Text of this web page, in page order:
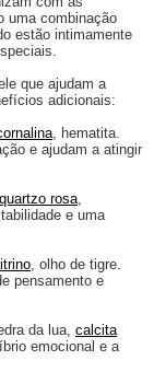
uma combinação
estão intimamente
que ajudam a
adicionais:
, hematita.
e ajudam a atingir
quartzo rosa
e uma
, olho de tigre.
pensamento e
da lua, calcita
emocional e a